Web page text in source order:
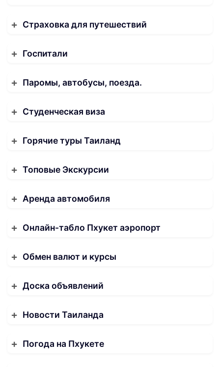
Страховка для путешествий
Госпитали
Паромы, автобусы, поезда.
Студенческая виза
Горячие туры Таиланд
Топовые Экскурсии
Аренда автомобиля
Онлайн-табло Пхукет аэропорт
Обмен валют и курсы
Доска объявлений
Новости Таиланда
Погода на Пхукете